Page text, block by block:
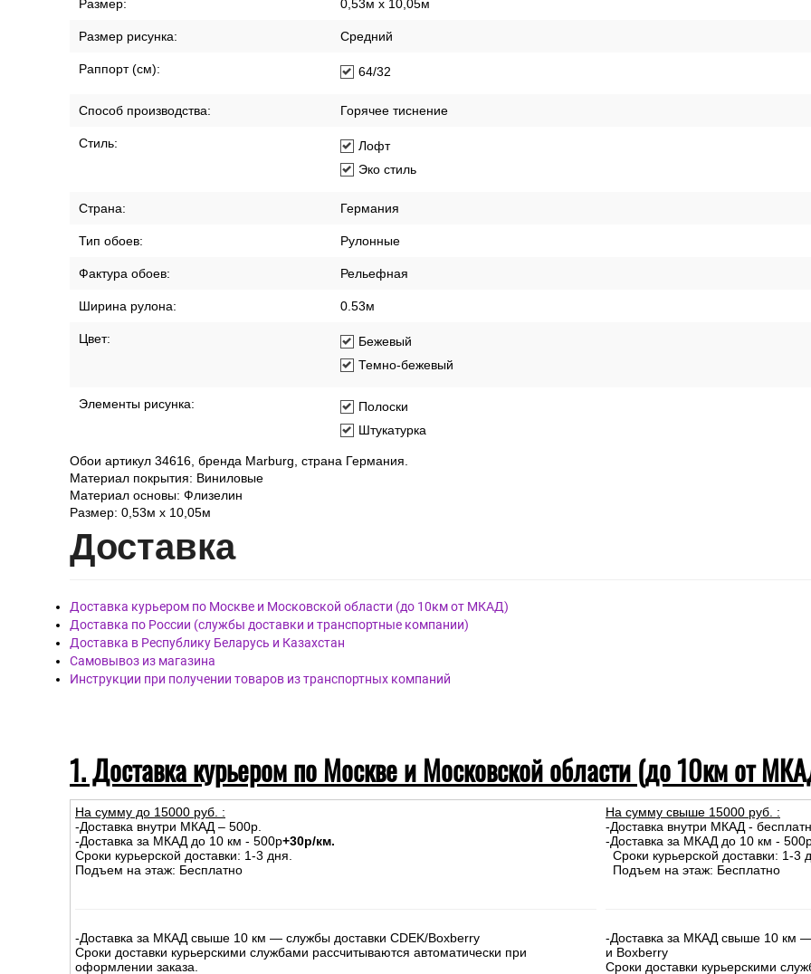
Размер: 0,53м x 10,05м
Размер рисунка: Средний
Раппорт (см): 64/32
Способ производства: Горячее тиснение
Стиль:
Лофт
Эко стиль
Страна: Германия
Тип обоев: Рулонные
Фактура обоев: Рельефная
Ширина рулона: 0.53м
Цвет:
Бежевый
Темно-бежевый
Элементы рисунка:
Полоски
Штукатурка
Обои артикул 34616, бренда Marburg, страна Германия.
Материал покрытия: Виниловые
Материал основы: Флизелин
Размер: 0,53м х 10,05м
Доставка
Доставка курьером по Москве и Московской области (до 10км от МКАД)
Доставка по России (службы доставки и транспортные компании)
Доставка в Республику Беларусь и Казахстан
Самовывоз из магазина
Инструкции при получении товаров из транспортных компаний
1. Доставка курьером по Москве и Московской области (до 10км от
На сумму до 15000 руб. :
-Доставка внутри МКАД – 500р.
-Доставка за МКАД до 10 км - 500р+30р/км.
Сроки курьерской доставки: 1-3 дня.
Подъем на этаж: Бесплатно
-Доставка за МКАД свыше 10 км — службы доставки CDEK/Boxberry
Сроки доставки курьерскими службами рассчитываются автоматически при
оформлении заказа.
На сумму свыше 15000 руб. :
-Доставка внутри МКАД -
-Доставка за МКАД до 10 км -
Сроки курьерской доставки: 1-3
Подъем на этаж: Бесплатно
-Доставка за МКАД свыше 10 км —
и Boxberry
Сроки доставки курьерскими